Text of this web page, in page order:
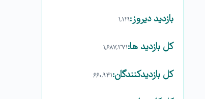
بازدید دیروز:۱,۱۱۹
کل بازدید ها:۱,۶۸۷,۳۷۱
کل بازدیدکنند‌گان:۶۶۰,۹۴۱